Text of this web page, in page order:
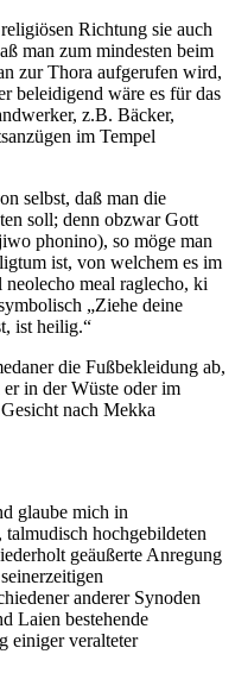
Richtung sie auch
man zum mindesten beim
zur Thora aufgerufen wird,
beleidigend wäre es für das
z.B. Bäcker,
im Tempel
selbst, daß man die
soll; denn obzwar Gott
phonino), so möge man
ist, von welchem es im
meal raglecho, ki
„Ziehe deine
ist heilig.“
die Fußbekleidung ab,
in der Wüste oder im
nach Mekka
glaube mich in
hochgebildeten
geäußerte Anregung
anderer Synoden
Laien bestehende
einiger veralteter